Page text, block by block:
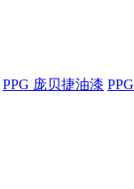
PPG 庞贝捷油漆